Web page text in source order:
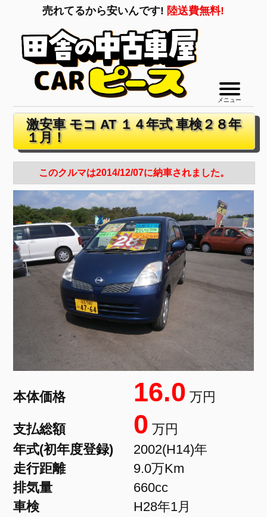
売れてるから安いんです! 陸送費無料!
メニュー
激安車 モコ AT １４年式 車検２８年
１月！
このクルマは2014/12/07に納車されました。
本体価格 16.0 万円
支払総額 0 万円
年式(初年度登録)
2002(H14)年
走行距離
9.0万Km
排気量
660cc
車検
H28年1月